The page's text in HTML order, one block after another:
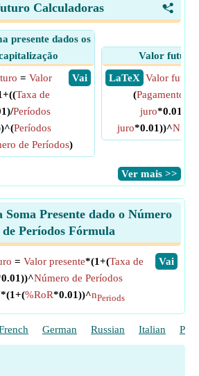
<
Calculadoras
presente dados os
​ Vai
= Valor
Taxa de
Períodos
Períodos
de Períodos)
Valor futuro
​ LaTeX Valor futuro
(Pagamento
juro
juro*0.01))^
​Ver mais >>
Presente dado o Número
Períodos Fórmula
​Vai
= Valor presente*(1+(Taxa de
Número de Períodos
*(1+(%RoR*0.01))^nPeriods
German Russian Italian